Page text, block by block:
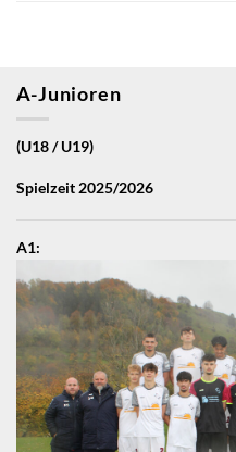
A-Junioren
(U18 / U19)
Spielzeit 2025/2026
A1: